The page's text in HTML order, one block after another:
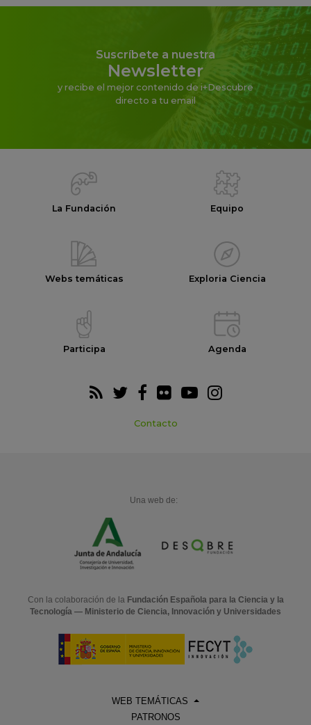
Suscríbete a nuestra
Newsletter
y recibe el mejor contenido de i+Descubre
directo a tu email
La Fundación Equipo
Webs temáticas Exploria Ciencia
Participa Agenda
Contacto
Una web de:
Con la colaboración de la Fundación Española para la Ciencia y la
Tecnología — Ministerio de Ciencia, Innovación y Universidades
WEB TEMÁTICAS
PATRONOS